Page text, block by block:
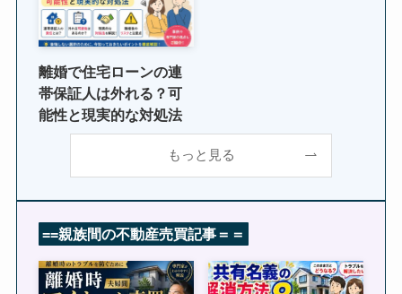
離婚で住宅ローンの連
帯保証人は外れる？可
能性と現実的な対処法
もっと見る
==親族間の不動産売買記事＝＝